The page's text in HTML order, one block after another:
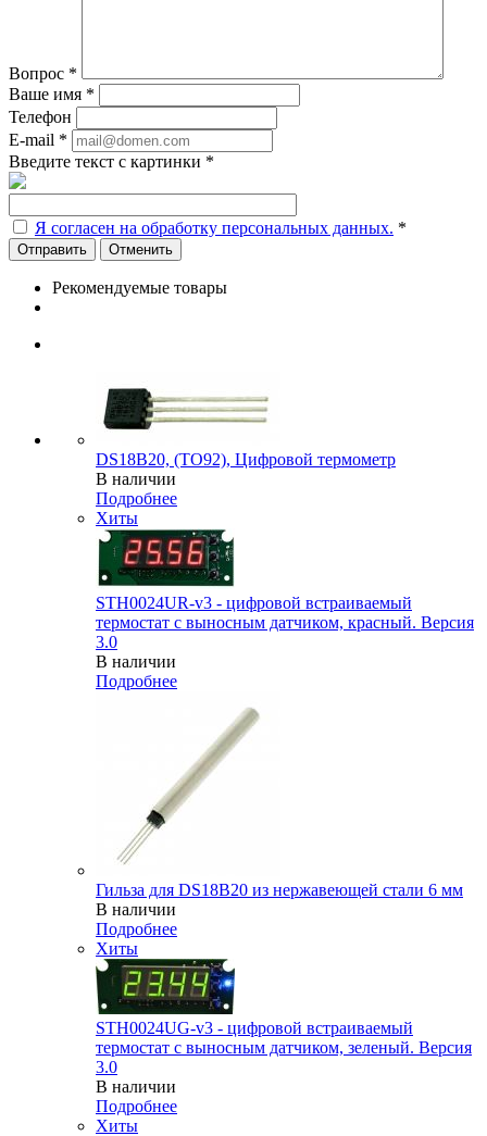
Вопрос *
Ваше имя *
Телефон
E-mail *
Введите текст с картинки *
Я согласен на обработку персональных данных. *
Отменить
Рекомендуемые товары
DS18B20, (TO92), Цифровой термометр
В наличии
Подробнее
Хиты
STH0024UR-v3 - цифровой встраиваемый
термостат с выносным датчиком, красный. Версия
3.0
В наличии
Подробнее
Гильза для DS18B20 из нержавеющей стали 6 мм
В наличии
Подробнее
Хиты
STH0024UG-v3 - цифровой встраиваемый
термостат с выносным датчиком, зеленый. Версия
3.0
В наличии
Подробнее
Хиты